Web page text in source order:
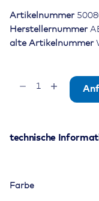
alte Artikelnummer
Herstellernummer
Artikelnummer
Menge
technische
Farbe